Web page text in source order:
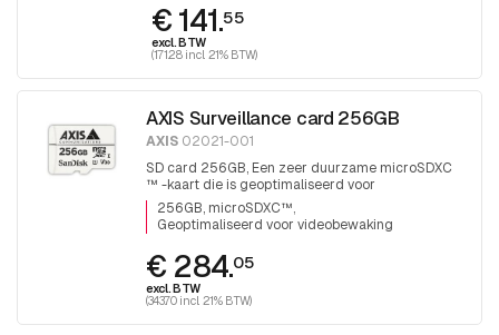
€ 141.55
excl. BTW
(171.28 incl. 21% BTW)
AXIS Surveillance card 256GB
AXIS 02021-001
SD card 256GB, Een zeer duurzame microSDXC
™ -kaart die is geoptimaliseerd voor
videobewaking.
256GB, microSDXC™
Geoptimaliseerd voor videobewaking
€ 284.05
excl. BTW
(343.70 incl. 21% BTW)